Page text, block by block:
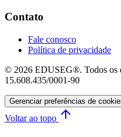
Contato
Fale conosco
Política de privacidade
© 2026 EDUSEG®. Todos os
15.608.435/0001-90
Gerenciar preferências de
Voltar ao topo